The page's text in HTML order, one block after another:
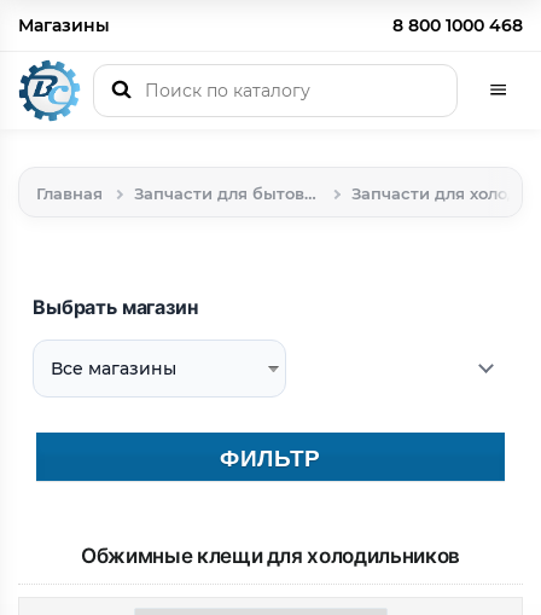
Магазины 8 800 1000 468
Главная Запчасти для бытовой техники
Выбрать магазин
ФИЛЬТР
Обжимные клещи для холодильников